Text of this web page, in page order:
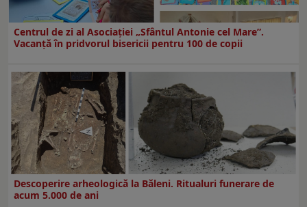
Centrul de zi al Asociației „Sfântul Antonie cel Mare”.
Vacanță în pridvorul bisericii pentru 100 de copii
Descoperire arheologică la Băleni. Ritualuri funerare de
acum 5.000 de ani